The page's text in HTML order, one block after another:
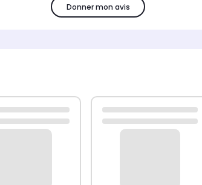
Donner mon avis